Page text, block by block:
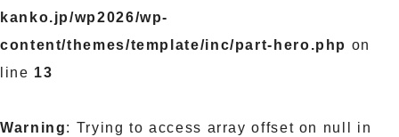
kanko.jp/wp2026/wp-
content/themes/template/inc/part-hero.php on
line 13
Warning: Trying to access array offset on null in